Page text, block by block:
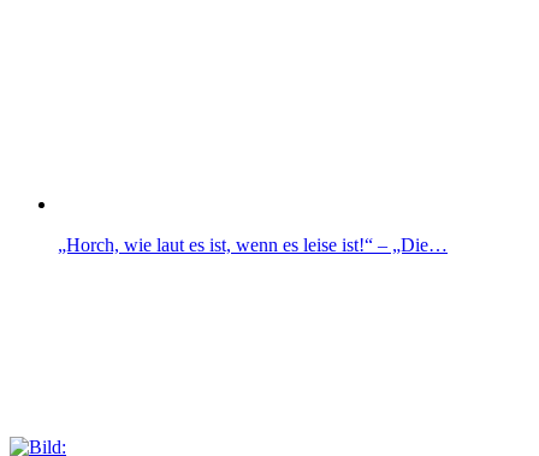
„Horch, wie laut es ist, wenn es leise ist!“ – „Die…